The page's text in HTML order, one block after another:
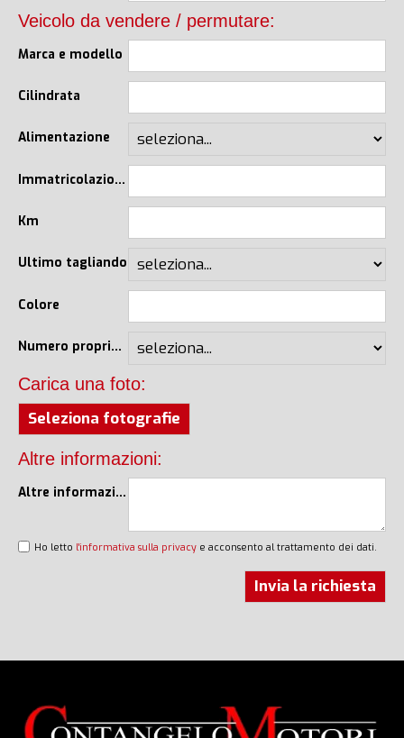
Veicolo da vendere / permutare:
Marca e modello
Cilindrata
Alimentazione
Immatricolazione
Km
Ultimo tagliando
Colore
Numero proprietari
Carica una foto:
Seleziona fotografie
Altre informazioni:
Altre informazioni
Ho letto l'informativa sulla privacy e acconsento al trattamento dei dati.